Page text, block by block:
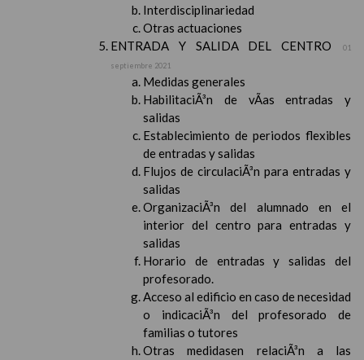
Interdisciplinariedad
Otras actuaciones
ENTRADA Y SALIDA DEL CENTRO
01
septiembre 2021
Medidas generales
HabilitaciÃ³n de vÃ­as entradas y
salidas
Establecimiento de periodos flexibles
de entradas y salidas
Flujos de circulaciÃ³n para entradas y
salidas
OrganizaciÃ³n del alumnado en el
interior del centro para entradas y
salidas
Horario de entradas y salidas del
profesorado.
Acceso al edificio en caso de necesidad
o indicaciÃ³n del profesorado de
familias o tutores
Otras medidasen relaciÃ³n a las